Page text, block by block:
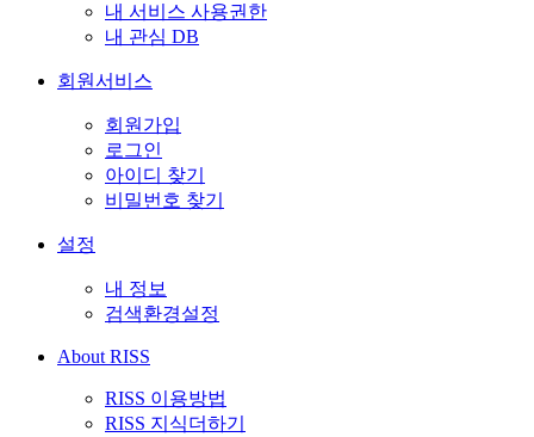
내 서비스 사용권한
내 관심 DB
회원서비스
회원가입
로그인
아이디 찾기
비밀번호 찾기
설정
내 정보
검색환경설정
About RISS
RISS 이용방법
RISS 지식더하기